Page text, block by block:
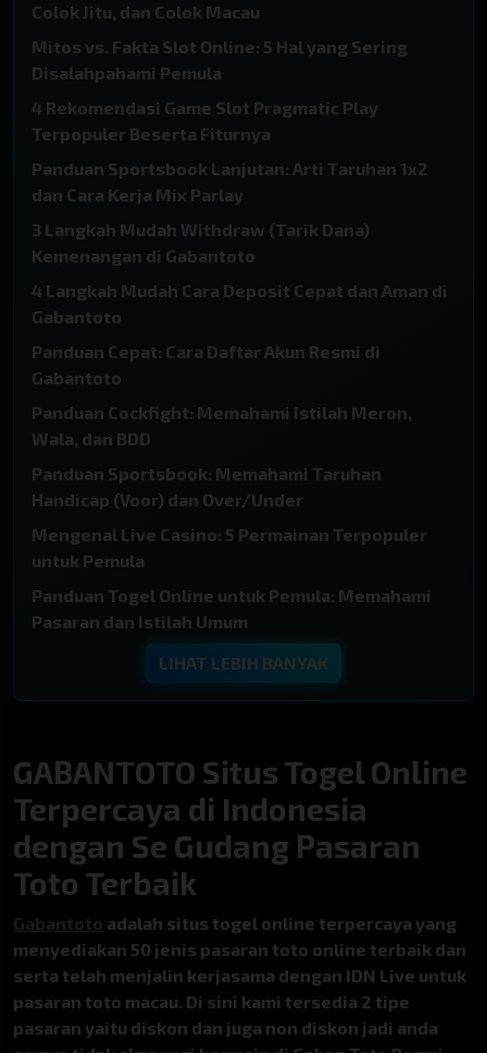
6011
00 : 01 : 53 13 : 46 : 53
TOTOMACAU 16:00
2957
TOTOMACAU 19:00
19 : 46 : 53
TOTOMACAU 22:00
6525
22 : 46 : 53
TOTOMACAU 23:00
TOTOMACAU 00:00
4072
01 : 06 : 53
CAMBODIA
7635
CHINA
3017
16 : 21 : 53
JAPAN
9078
4329 7102
TEXAS DAY
0218
01 : 21 : 53
TEXAS EVENING
0049
TEXAS MORNING
3992
46 : 51 : 53
OREGON 03
1535
03 : 51 : 53
Colok Jitu, dan Colok Macau
Mitos vs. Fakta Slot Online: 5 Hal yang Sering
Disalahpahami Pemula
4 Rekomendasi Game Slot Pragmatic Play
Terpopuler Beserta Fiturnya
Panduan Sportsbook Lanjutan: Arti Taruhan 1x2
dan Cara Kerja Mix Parlay
3 Langkah Mudah Withdraw (Tarik Dana)
Kemenangan di Gabantoto
4 Langkah Mudah Cara Deposit Cepat dan Aman di
Gabantoto
Panduan Cepat: Cara Daftar Akun Resmi di
Gabantoto
Panduan Cockfight: Memahami Istilah Meron,
Wala, dan BDD
Panduan Sportsbook: Memahami Taruhan
Handicap (Voor) dan Over/Under
Mengenal Live Casino: 5 Permainan Terpopuler
untuk Pemula
Panduan Togel Online untuk Pemula: Memahami
Pasaran dan Istilah Umum
LIHAT LEBIH BANYAK
GABANTOTO Situs Togel Online
Terpercaya di Indonesia
dengan Se Gudang Pasaran
Toto Terbaik
Gabantoto adalah situs togel online terpercaya yang
menyediakan 50 jenis pasaran toto online terbaik dan
serta telah menjalin kerjasama dengan IDN Live untuk
pasaran toto macau. Di sini kami tersedia 2 tipe
pasaran yaitu diskon dan juga non diskon jadi anda